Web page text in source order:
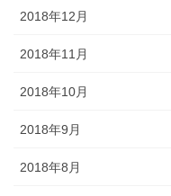
2018年12月
2018年11月
2018年10月
2018年9月
2018年8月